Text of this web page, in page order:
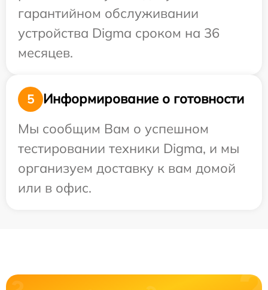
гарантийном обслуживании
устройства Digma сроком на 36
месяцев.
5
Информирование о готовности
Мы сообщим Вам о успешном
тестировании техники Digma, и мы
организуем доставку к вам домой
или в офис.